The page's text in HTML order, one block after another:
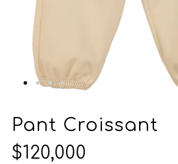
Pant Croissant
$120,000